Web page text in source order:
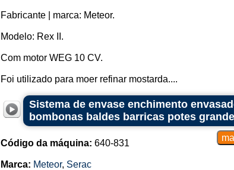
Fabricante | marca: Meteor.
Modelo: Rex II.
Com motor WEG 10 CV.
Foi utilizado para moer refinar mostarda....
Sistema de envase enchimento
bombonas baldes barricas potes
Código da máquina: 640-831
Marca: Meteor, Serac